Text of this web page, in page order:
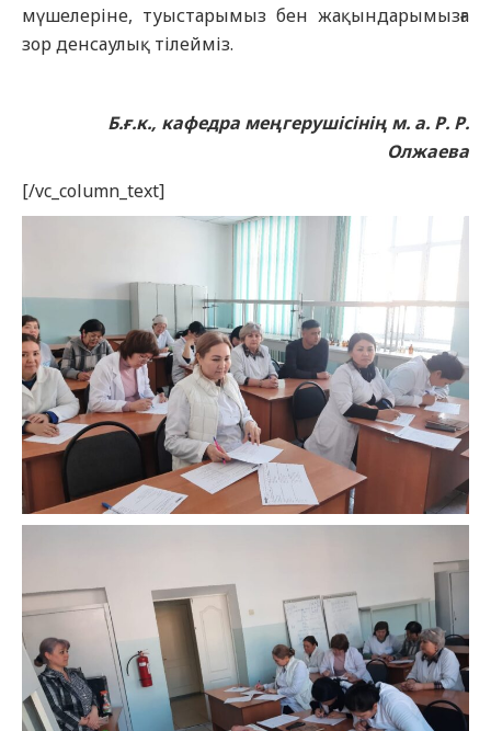
мүшелеріне, туыстарымыз бен жақындарымызға
зор денсаулық тілейміз.
Б.ғ.к., кафедра меңгерушісінің м. а. Р. Р.
Олжаева
[/vc_column_text]